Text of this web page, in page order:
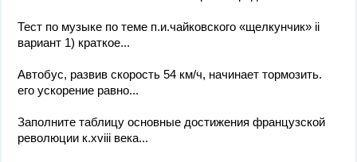
Тест по музыке по теме п.и.чайковского «щелкунчик» ii
вариант 1) краткое...
Автобус, развив скорость 54 км/ч, начинает тормозить.
его ускорение равно...
Заполните таблицу основные достижения французской
революции к.xviii века...